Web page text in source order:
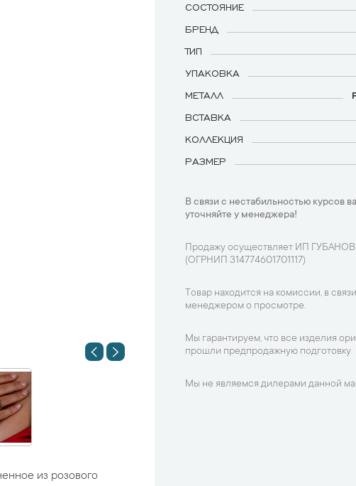
из розового
СОСТОЯНИЕ
БРЕНД
ТИП
УПАКОВКА
МЕТАЛЛ
ВСТАВКА
КОЛЛЕКЦИЯ
РАЗМЕР
В связи с нестабильностью курсов
уточняйте у менеджера!
Продажу осуществляет ИП ГУБАНОВ
(ОГРНИП 314774601701117)
Товар находится на комиссии, в
менеджером о просмотре.
Мы гарантируем, что все изделия
прошли предпродажную подготовку.
Мы не являемся дилерами данной